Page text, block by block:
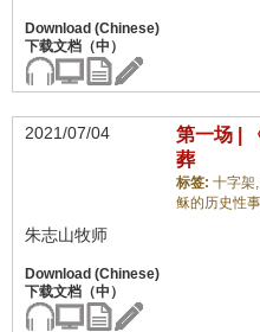
2021/07/04
第一场 |
葬
标签: 十字架,
稣的历史性
朱志山牧师